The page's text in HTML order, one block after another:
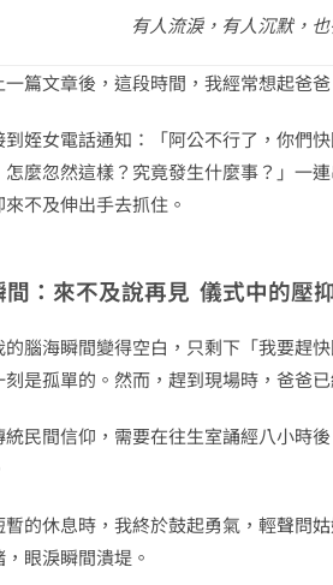
有人流淚，有人沉默，
一篇文章後，這段時間，我經常想起爸
姪女電話通知：「阿公不行了，你們
麼忽然這樣？究竟發生什麼事？」一
不及伸出手去抓住。
間：來不及說再見 儀式中的壓
腦海瞬間變得空白，只剩下「我要趕
是孤單的。然而，趕到現場時，爸爸
統民間信仰，需要在往生室誦經八小時
的休息時，我終於鼓起勇氣，輕聲問
眼淚瞬間潰堤。